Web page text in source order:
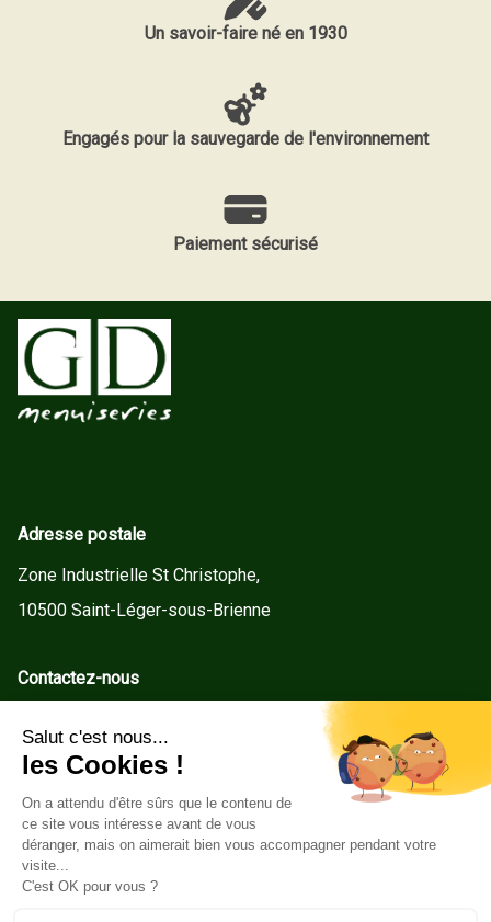
Un savoir-faire né en 1930
Engagés pour la sauvegarde de l'environnement
Paiement sécurisé
Adresse postale
Zone Industrielle St Christophe,
10500 Saint-Léger-sous-Brienne
Contactez-nous
Tel : +33(0)3 25 92 78 60
Service client
Conditions Générales de Vente
Mentions légales